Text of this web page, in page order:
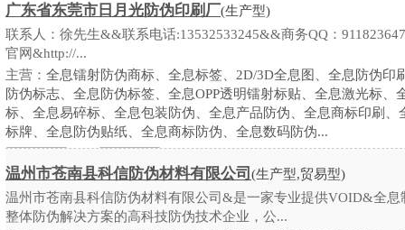
广东省东莞市日月光防伪印刷厂(生产型)
联系人：徐先生&&联系电话:13532533245&&商务QQ：
官网&http://...
主营： 全息镭射防伪商标、全息标签、2D/3D全息图、全息防伪印
防伪标志、全息防伪标签、全息OPP透明镭射标贴、全息激光标、
标、全息易碎标、全息包装防伪、全息产品防伪、全息商标印刷、
标牌、全息防伪贴纸、全息商标防伪、全息数码防伪...
温州市苍南县科信防伪材料有限公司 (生产型,贸易型)
温州市苍南县科信防伪材料有限公司&是一家专业提供VOID&全息
整体防伪解决方案的高科技防伪技术企业，公...